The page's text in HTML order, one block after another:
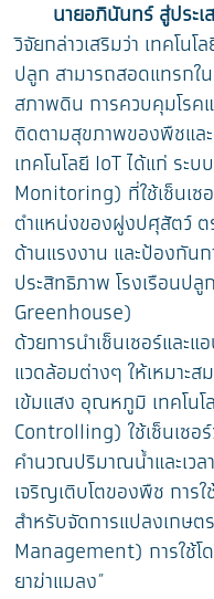
นายอภินันทร์ สู่ประเ
วิจัยกล่าวเสริมว่า เทคโน
ปลูก สามารถสอดแทรก
สภาพดิน การควบคุมโรค
ติดตามสุขภาพของพืชแล
เทคโนโลยี IoT ได้แก่ ร
Monitoring) ที่ใช้เซ็นเซ
ตำแหน่งของฝูงปศุสัตว์ ต
ด้านแรงงาน และป้องกันก
ประสิทธิภาพ โรงเรือนป
Greenhouse)
ด้วยการนำเซ็นเซอร์และ
แวดล้อมต่างๆ ให้เหมาะ
เข้มแสง อุณหภูมิ เทคโน
Controlling) ใช้เซ็นเซอ
คำนวณปริมาณน้ำและเวล
เจริญเติบโตของพืช การ
สำหรับจัดการแปลงเกษ
Management) การใช้
ยาฆ่าแมลง”